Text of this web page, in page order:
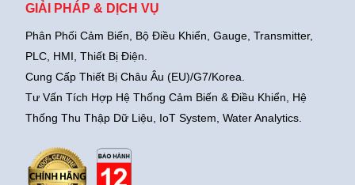
GIẢI PHÁP & DỊCH VỤ
Phân Phối Cảm Biến, Bộ Điều Khiển, Gauge, Transmitter,
PLC, HMI, Thiết Bị Điện.
Cung Cấp Thiết Bị Châu Âu (EU)/G7/Korea.
Tư Vấn Tích Hợp Hệ Thống Cảm Biến & Điều Khiển, Hệ
Thống Thu Thập Dữ Liệu, IoT System, Water Analytics.